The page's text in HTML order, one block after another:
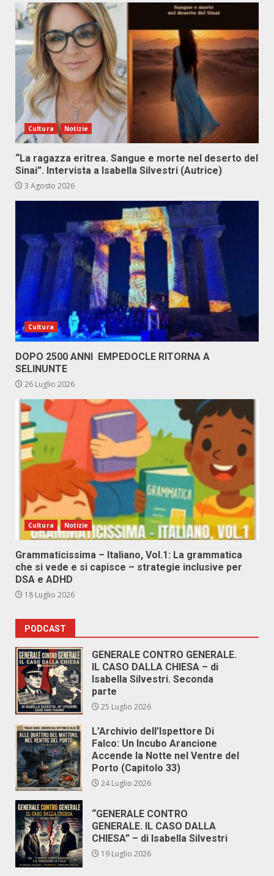
Cultura Notizie
“La ragazza eritrea. Sangue e morte nel deserto del
Sinai”. Intervista a Isabella Silvestri (Autrice)
3 Agosto 2026
Cultura
DOPO 2500 ANNI EMPEDOCLE RITORNA A
SELINUNTE
26 Luglio 2026
Cultura Notizie
Grammaticissima – Italiano, Vol.1: La grammatica
che si vede e si capisce – strategie inclusive per
DSA e ADHD
18 Luglio 2026
PODCAST
GENERALE CONTRO GENERALE.
IL CASO DALLA CHIESA – di
Isabella Silvestri. Seconda
parte
25 Luglio 2026
L’Archivio dell’Ispettore Di
Falco: Un Incubo Arancione
Accende la Notte nel Ventre del
Porto (Capitolo 33)
24 Luglio 2026
“GENERALE CONTRO
GENERALE. IL CASO DALLA
CHIESA” – di Isabella Silvestri
19 Luglio 2026